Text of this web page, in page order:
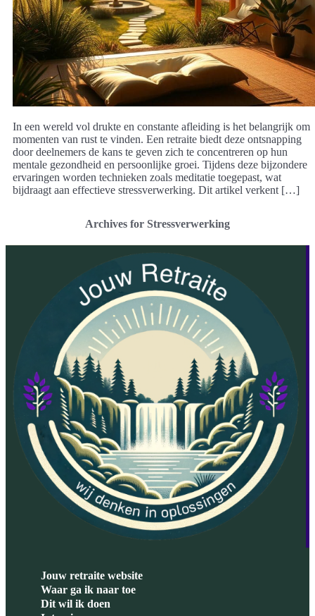
In een wereld vol drukte en constante afleiding is het belangrijk om
momenten van rust te vinden. Een retraite biedt deze ontsnapping
door deelnemers de kans te geven zich te concentreren op hun
mentale gezondheid en persoonlijke groei. Tijdens deze bijzondere
ervaringen worden technieken zoals meditatie toegepast, wat
bijdraagt aan effectieve stressverwerking. Dit artikel verkent […]
Archives for Stressverwerking
Jouw retraite website
Waar ga ik naar toe
Dit wil ik doen